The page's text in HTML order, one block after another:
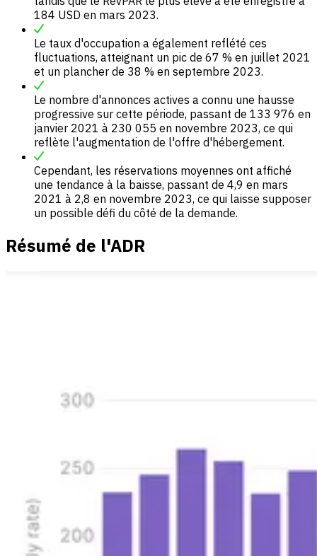
184 USD en mars 2023.
Le taux d'occupation a également reflété ces
fluctuations, atteignant un pic de 67 % en juillet 2021
et un plancher de 38 % en septembre 2023.
Le nombre d'annonces actives a connu une hausse
progressive sur cette période, passant de 133 976 en
janvier 2021 à 230 055 en novembre 2023, ce qui
reflète l'augmentation de l'offre d'hébergement.
Cependant, les réservations moyennes ont affiché
une tendance à la baisse, passant de 4,9 en mars
2021 à 2,8 en novembre 2023, ce qui laisse supposer
un possible défi du côté de la demande.
Résumé de l'ADR